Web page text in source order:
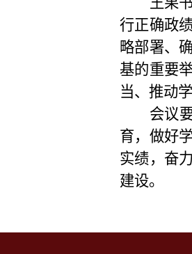
行正确政
略部署、
基的重要
当、推动
会议
育，做好
实绩，奋
建设。